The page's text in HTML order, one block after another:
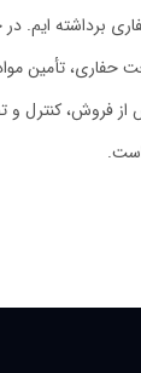
برداشته ایم.
تأمین مواد
فروش، کنترل و